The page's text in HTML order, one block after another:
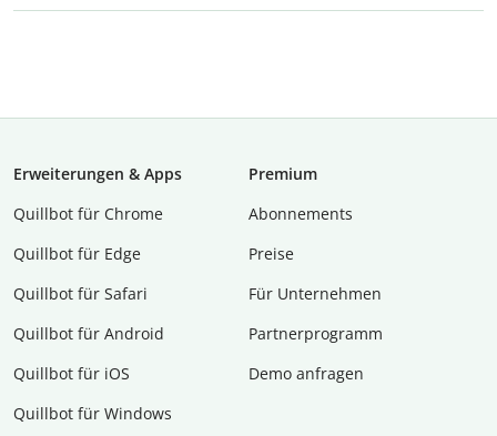
Erweiterungen & Apps
Quillbot für Chrome
Quillbot für Edge
Quillbot für Safari
Quillbot für Android
Quillbot für iOS
Quillbot für Windows
Premium
Abon­ne­ments
Preise
Für Unternehmen
Partnerprogramm
Demo anfragen